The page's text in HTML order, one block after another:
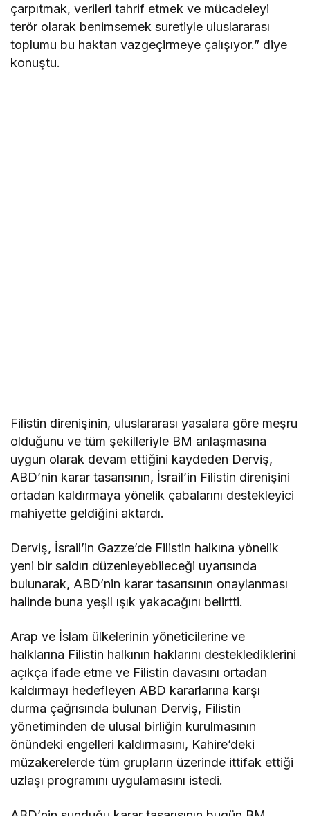
çarpıtmak, verileri tahrif etmek ve mücadeleyi
terör olarak benimsemek suretiyle uluslararası
toplumu bu haktan vazgeçirmeye çalışıyor.” diye
konuştu.
Filistin direnişinin, uluslararası yasalara göre meşru
olduğunu ve tüm şekilleriyle BM anlaşmasına
uygun olarak devam ettiğini kaydeden Derviş,
ABD’nin karar tasarısının, İsrail’in Filistin direnişini
ortadan kaldırmaya yönelik çabalarını destekleyici
mahiyette geldiğini aktardı.
Derviş, İsrail’in Gazze’de Filistin halkına yönelik
yeni bir saldırı düzenleyebileceği uyarısında
bulunarak, ABD’nin karar tasarısının onaylanması
halinde buna yeşil ışık yakacağını belirtti.
Arap ve İslam ülkelerinin yöneticilerine ve
halklarına Filistin halkının haklarını desteklediklerini
açıkça ifade etme ve Filistin davasını ortadan
kaldırmayı hedefleyen ABD kararlarına karşı
durma çağrısında bulunan Derviş, Filistin
yönetiminden de ulusal birliğin kurulmasının
önündeki engelleri kaldırmasını, Kahire’deki
müzakerelerde tüm grupların üzerinde ittifak ettiği
uzlaşı programını uygulamasını istedi.